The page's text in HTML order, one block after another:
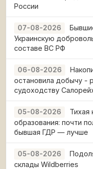
России
07-08-2026
Украинскую
составе ВС РФ
06-08-2026
остановила добычу -
судоходству
05-08-2026
Тихая
образования: почти
бывшая ГДР — лучше
05-08-2026
склады Wildberries